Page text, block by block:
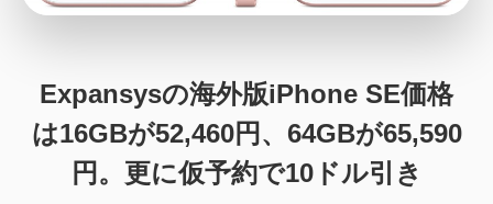
Expansysの海外版iPhone SE価格
は16GBが52,460円、64GBが65,590
円。更に仮予約で10ドル引き